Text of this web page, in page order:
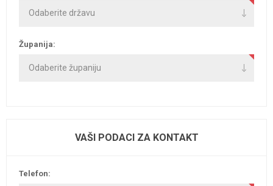
Županija:
VAŠI PODACI ZA KONTAKT
Telefon: